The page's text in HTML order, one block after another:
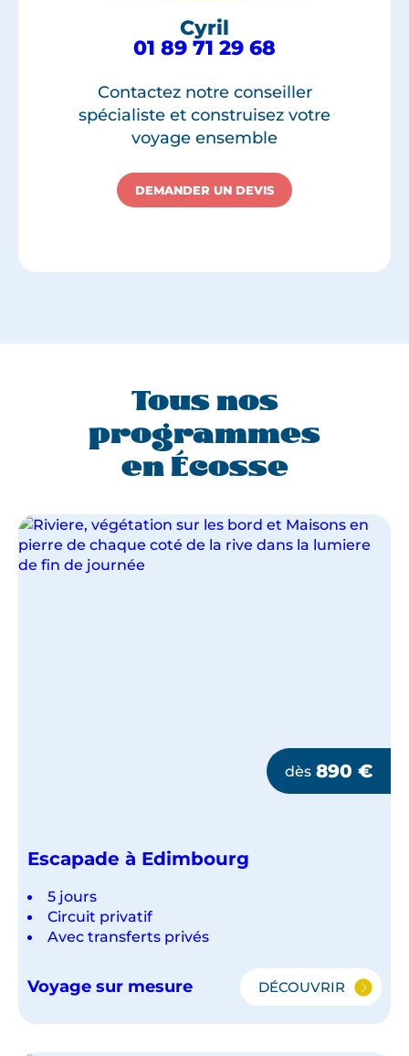
Cyril
01 89 71 29 68
Contactez notre conseiller
spécialiste et construisez votre
voyage ensemble
DEMANDER UN DEVIS
Tous nos
programmes
en Écosse
dès 890 €
Escapade à Edimbourg
5 jours
Circuit privatif
Avec transferts privés
Voyage sur mesure DÉCOUVRIR
ESCAPADE